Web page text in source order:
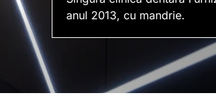
anul 2013, cu mandrie.